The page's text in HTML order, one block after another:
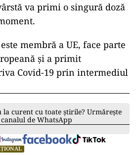
va primi o singură doză
membră a UE, face parte
şi a primit
Covid-19 prin intermediul
la curent cu toate știrile? Urmărește
de WhatsApp